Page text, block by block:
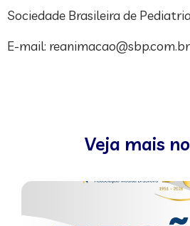
Sociedade Brasileira de Pediatria
E-mail: reanimacao@sbp.com.br
Veja mais